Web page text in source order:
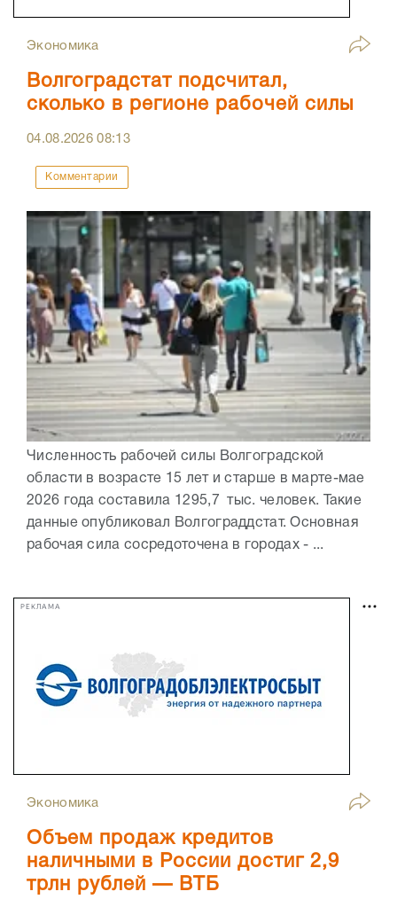
Экономика
Волгоградстат подсчитал,
сколько в регионе рабочей силы
04.08.202608:13
Комментарии
Численность рабочей силы Волгоградской
области в возрасте 15 лет и старше в марте-мае
2026 года составила 1295,7 тыс. человек. Такие
данные опубликовал Волгограддстат. Основная
рабочая сила сосредоточена в городах - ...
РЕКЛАМА
Экономика
Объем продаж кредитов
наличными в России достиг 2,9
трлн рублей — ВТБ